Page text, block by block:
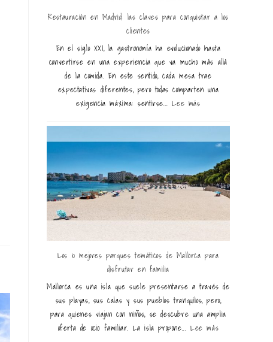
Restauración en Madrid: las claves para conquistar a los
clientes
En el siglo XXI, la gastronomía ha evolucionado hasta
convertirse en una experiencia que va mucho más allá
de la comida. En este sentido, cada mesa trae
expectativas diferentes, pero todas comparten una
exigencia máxima: sentirse...Lee más
Los 10 mejores parques temáticos de Mallorca para
disfrutar en familia
Mallorca es una isla que suele presentarse a través de
sus playas, sus calas y sus pueblos tranquilos, pero,
para quienes viajan con niños, se descubre una amplia
oferta de ocio familiar. La isla propone...Lee más